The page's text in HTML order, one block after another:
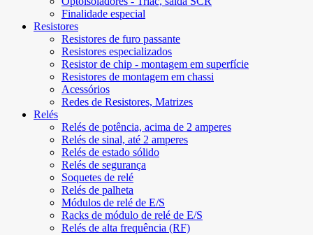
Finalidade especial
Resistores
Resistores de furo passante
Resistores especializados
Resistor de chip - montagem em superfície
Resistores de montagem em chassi
Acessórios
Redes de Resistores, Matrizes
Relés
Relés de potência, acima de 2 amperes
Relés de sinal, até 2 amperes
Relés de estado sólido
Relés de segurança
Soquetes de relé
Relés de palheta
Módulos de relé de E/S
Racks de módulo de relé de E/S
Relés de alta frequência (RF)